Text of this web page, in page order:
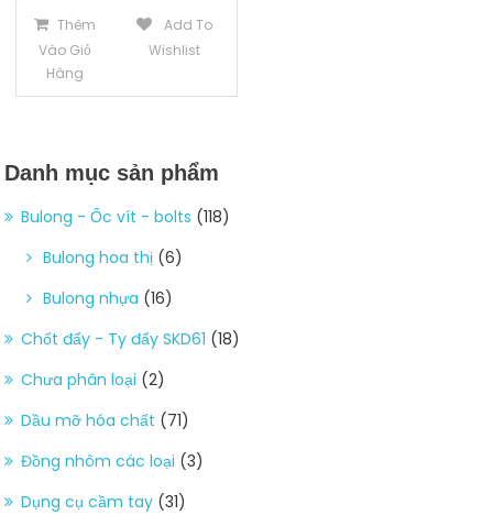
Thêm
Vào Giỏ
Hàng
Add To
Wishlist
Danh mục sản phẩm
Bulong - Ốc vít - bolts (118)
Bulong hoa thị (6)
Bulong nhựa (16)
Chốt đẩy - Ty đẩy SKD61 (18)
Chưa phân loại (2)
Dầu mỡ hóa chất (71)
Đồng nhôm các loại (3)
Dụng cụ cầm tay (31)